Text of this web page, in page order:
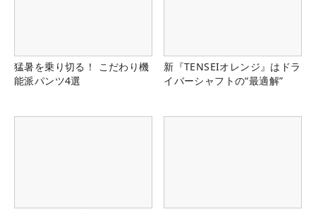
猛暑を乗り切る！ こだわり機
能派パンツ4選
新『TENSEIオレンジ』はドラ
イバーシャフトの“最適解”